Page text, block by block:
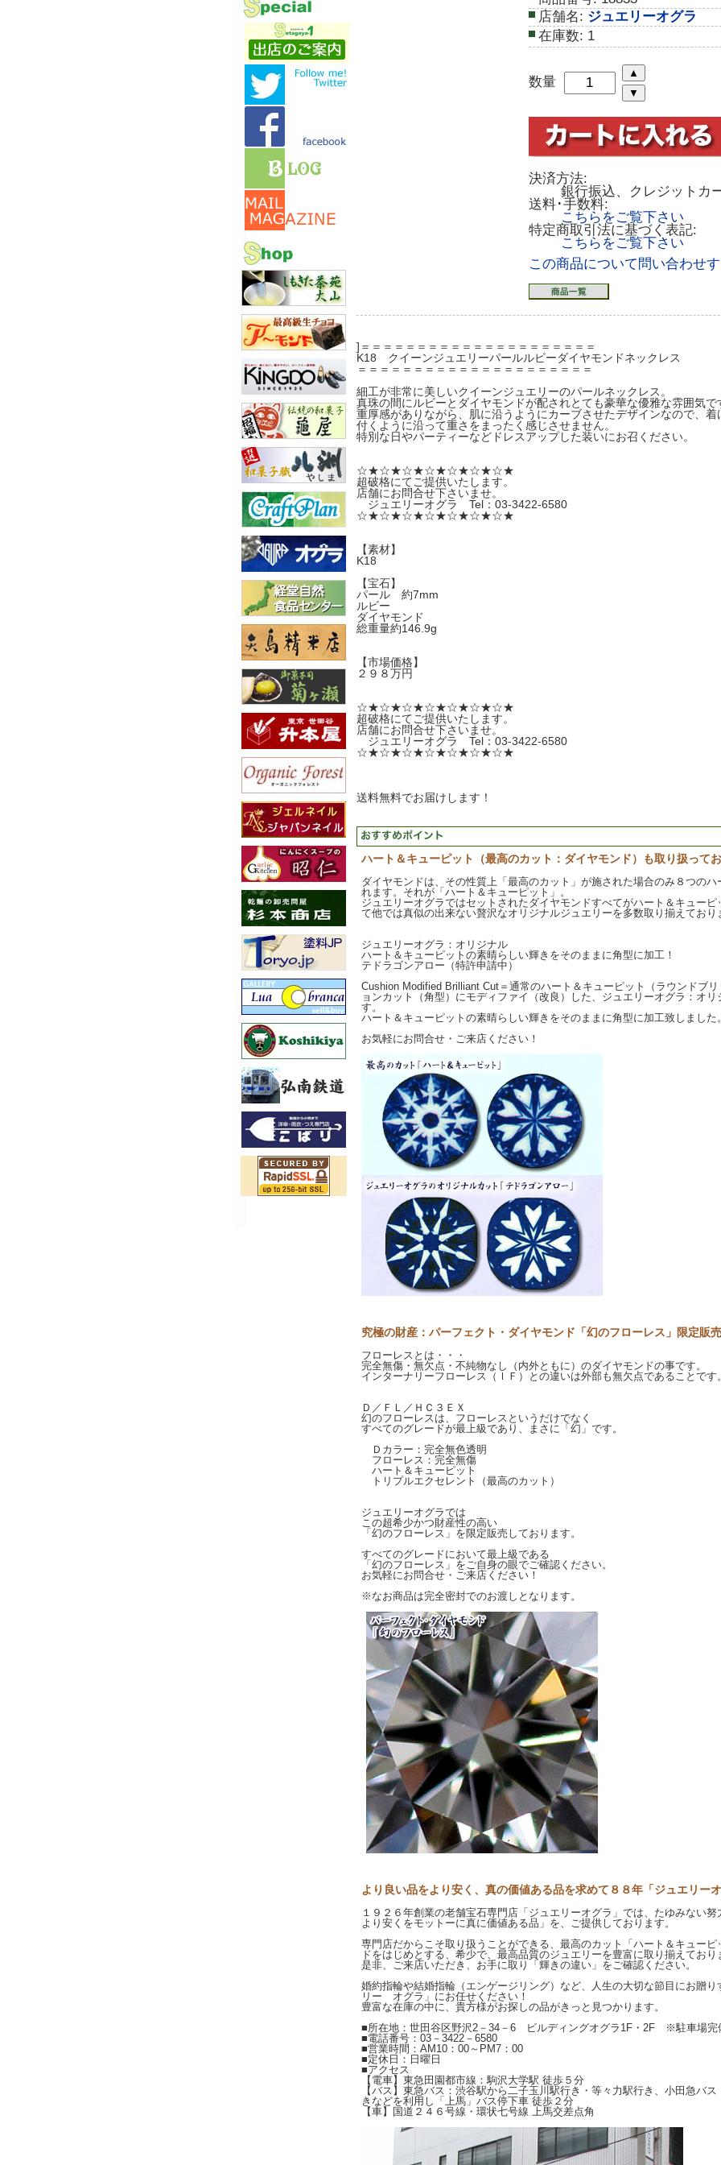
店舗名: ジュエリーオグラ
在庫数: 1
数量
決済方法:
銀行振込、クレジットカ
送料･手数料:
こちらをご覧下さい
特定商取引法に基づく表記:
こちらをご覧下さい
この商品について問い合わせ
]＝＝＝＝＝＝＝＝＝＝＝＝＝＝＝＝＝＝＝＝＝
K18 クイーンジュエリーパールルビーダイヤモンドネックレス
＝＝＝＝＝＝＝＝＝＝＝＝＝＝＝＝＝＝＝＝＝
細工が非常に美しいクイーンジュエリーのパールネックレス。
真珠の間にルビーとダイヤモンドが配されとても豪華な優雅な雰囲気で
重厚感がありながら、肌に沿うようにカーブさせたデザインなので、
付くように沿って重さをまったく感じさせません。
特別な日やパーティーなどドレスアップした装いにお召ください。
☆★☆★☆★☆★☆★☆★☆★
超破格にてご提供いたします。
店舗にお問合せ下さいませ。
ジュエリーオグラ Tel：03-3422-6580
☆★☆★☆★☆★☆★☆★☆★
【素材】
K18
【宝石】
パール 約7mm
ルビー
ダイヤモンド
総重量約146.9g
【市場価格】
２９８万円
☆★☆★☆★☆★☆★☆★☆★
超破格にてご提供いたします。
店舗にお問合せ下さいませ。
ジュエリーオグラ Tel：03-3422-6580
☆★☆★☆★☆★☆★☆★☆★
送料無料でお届けします！
ハート＆キューピット（最高のカット：ダイヤモンド）も取り扱ってお
ダイヤモンドは、その性質上「最高のカット」が施された場合のみ８つのハ
れます。それが「ハート＆キューピット」。
ジュエリーオグラではセットされたダイヤモンドすべてがハート＆キューピ
て他では真似の出来ない贅沢なオリジナルジュエリーを多数取り揃えており
ジュエリーオグラ：オリジナル
ハート＆キューピットの素晴らしい輝きをそのままに角型に加工！
テドラゴンアロー（特許申請中）
Cushion Modified Brilliant Cut＝通常のハート＆キューピット（ラウンドブ
ョンカット（角型）にモディファイ（改良）した、ジュエリーオグラ：オ
す。
ハート＆キューピットの素晴らしい輝きをそのままに角型に加工致しました。
お気軽にお問合せ・ご来店ください！
究極の財産：パーフェクト・ダイヤモンド「幻のフローレス」限定販売
フローレスとは・・・
完全無傷・無欠点・不純物なし（内外ともに）のダイヤモンドの事です。
インターナリーフローレス（ＩＦ）との違いは外部も無欠点であることです。
Ｄ／ＦＬ／ＨＣ３ＥＸ
幻のフローレスは、フローレスというだけでなく
すべてのグレードが最上級であり、まさに「幻」です。
Ｄカラー：完全無色透明
フローレス：完全無傷
ハート＆キューピット
トリプルエクセレント（最高のカット）
ジュエリーオグラでは
この超希少かつ財産性の高い
「幻のフローレス」を限定販売しております。
すべてのグレードにおいて最上級である
「幻のフローレス」をご自身の眼でご確認ください。
お気軽にお問合せ・ご来店ください！
※なお商品は完全密封でのお渡しとなります。
より良い品をより安く、真の価値ある品を求めて８８年「ジュエリーオ
１９２６年創業の老舗宝石専門店「ジュエリーオグラ」では、たゆみない
より安くをモットーに真に価値ある品」を、ご提供しております。
専門店だからこそ取り扱うことができる、最高のカット「ハート＆キュー
ドをはじめとする、希少で、最高品質のジュエリーを豊富に取り揃えており
是非、ご来店いただき、お手に取り「輝きの違い」をご確認ください。
婚約指輪や結婚指輪（エンゲージリング）など、人生の大切な節目にお贈
リー オグラ」にお任せください！
豊富な在庫の中に、貴方様がお探しの品がきっと見つかります。
■所在地：世田谷区野沢2－34－6 ビルディングオグラ1F・2F ※駐車場完
■電話番号：03－3422－6580
■営業時間：AM10：00～PM7：00
■定休日：日曜日
■アクセス
【電車】東急田園都市線：駒沢大学駅 徒歩５分
【バス】東急バス：渋谷駅から二子玉川駅行き・等々力駅行き、小田急バ
きなどを利用し「上馬」バス停下車 徒歩２分
【車】国道２４６号線・環状七号線 上馬交差点角